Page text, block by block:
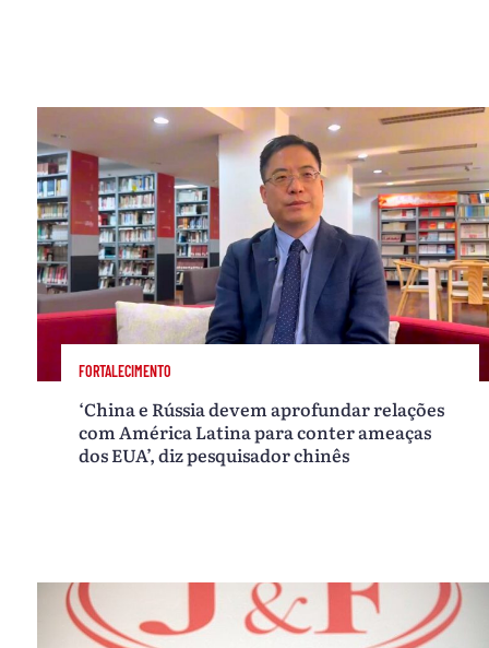
FORTALECIMENTO
‘China e Rússia devem aprofundar relações
com América Latina para conter ameaças
dos EUA’, diz pesquisador chinês